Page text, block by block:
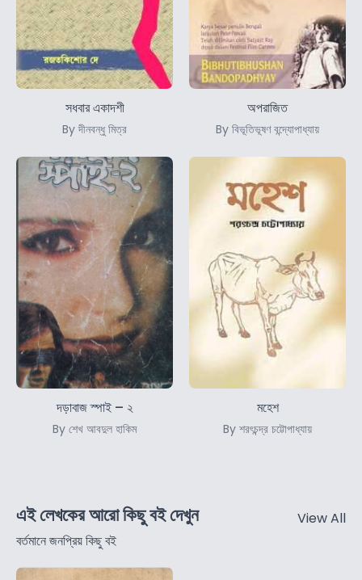
সধবার একাদশী
By দীনবন্ধু মিত্র
অপরাজিত
By বিভূতিভূষণ বন্দ্যোপাধ্যায়
দড়াবাজ স্পাই – ২
By শেখ আবদুল হাকিম
মহেশ
By শরৎচন্দ্র চট্টোপাধ্যায়
এই লেখকের আরো কিছু বই দেখুন
বর্তমানে জনপ্রিয় কিছু বই
View All